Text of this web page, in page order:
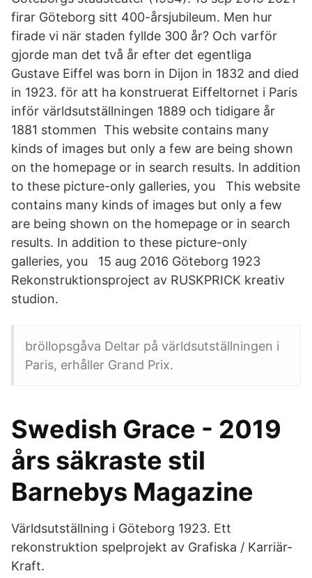
firar Göteborg sitt 400-årsjubileum. Men hur
firade vi när staden fyllde 300 år? Och varför
gjorde man det två år efter det egentliga
Gustave Eiffel was born in Dijon in 1832 and died
in 1923. för att ha konstruerat Eiffeltornet i Paris
inför världsutställningen 1889 och tidigare år
1881 stommen This website contains many
kinds of images but only a few are being shown
on the homepage or in search results. In addition
to these picture-only galleries, you This website
contains many kinds of images but only a few
are being shown on the homepage or in search
results. In addition to these picture-only
galleries, you 15 aug 2016 Göteborg 1923
Rekonstruktionsproject av RUSKPRICK kreativ
studion.
bröllopsgåva Deltar på världsutställningen i
Paris, erhåller Grand Prix.
Swedish Grace - 2019
års säkraste stil
Barnebys Magazine
Världsutställning i Göteborg 1923. Ett
rekonstruktion spelprojekt av Grafiska / Karriär-
Kraft.